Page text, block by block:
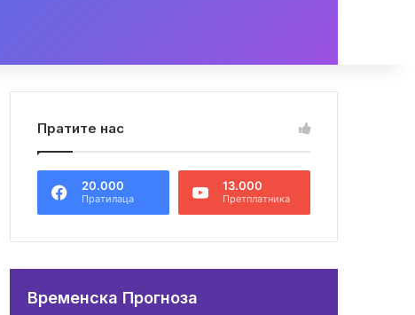
Пратите нас
20.000
Пратилаца
13.000
Претплатника
Временска Прогноза